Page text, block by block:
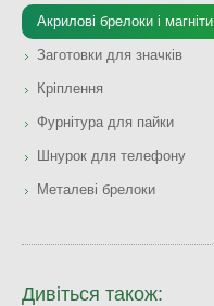
Акрилові брелоки і магніти
Заготовки для значків
Кріплення
Фурнітура для пайки
Шнурок для телефону
Металеві брелоки
Дивіться також: